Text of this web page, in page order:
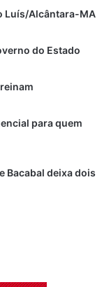
Luís/Alcântara-MA
do Estado
para quem
Bacabal deixa dois